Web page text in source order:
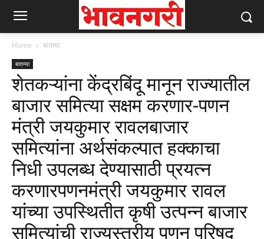
Home बातम्या
बातम्या
शेतकऱ्यांना केंद्रबिंदू मानून राज्यातील
बाजार समित्या सक्षम करणार-पणन
मंत्री जयकुमार रावलबाजार
समित्यांना अर्थसंकल्पात हक्काचा
निधी उपलब्ध देण्यासाठी प्रयत्न
करणारपणनमंत्री जयकुमार रावल
यांच्या उपस्थितीत कृषी उत्पन्न बाजार
समित्यांची राज्यस्तरीय पणन परिषद